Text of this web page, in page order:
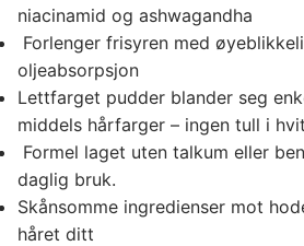
niacinamid og ashwagandha
Forlenger frisyren med
oljeabsorpsjon
Lettfarget pudder blander seg
middels hårfarger – ingen tull i
Formel laget uten talkum eller
daglig bruk.
Skånsomme ingredienser mot
håret ditt